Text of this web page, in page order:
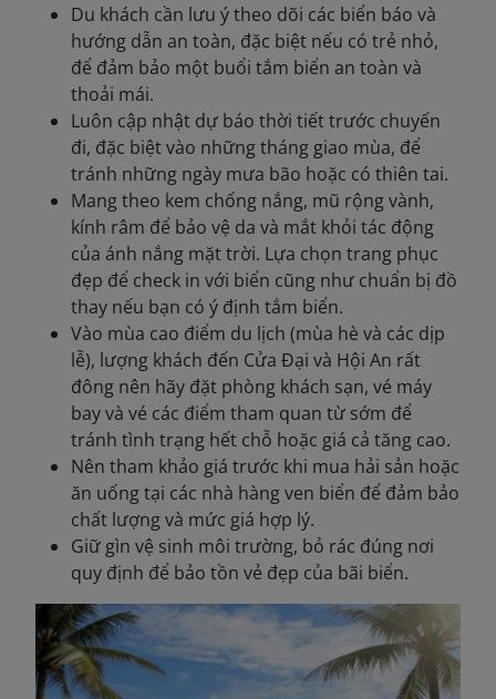
Du khách cần lưu ý theo dõi các biển báo và
hướng dẫn an toàn, đặc biệt nếu có trẻ nhỏ,
để đảm bảo một buổi tắm biển an toàn và
thoải mái.
Luôn cập nhật dự báo thời tiết trước chuyến
đi, đặc biệt vào những tháng giao mùa, để
tránh những ngày mưa bão hoặc có thiên tai.
Mang theo kem chống nắng, mũ rộng vành,
kính râm để bảo vệ da và mắt khỏi tác động
của ánh nắng mặt trời. Lựa chọn trang phục
đẹp để check in với biển cũng như chuẩn bị đồ
thay nếu bạn có ý định tắm biển.
Vào mùa cao điểm du lịch (mùa hè và các dịp
lễ), lượng khách đến Cửa Đại và Hội An rất
đông nên hãy đặt phòng khách sạn, vé máy
bay và vé các điểm tham quan từ sớm để
tránh tình trạng hết chỗ hoặc giá cả tăng cao.
Nên tham khảo giá trước khi mua hải sản hoặc
ăn uống tại các nhà hàng ven biển để đảm bảo
chất lượng và mức giá hợp lý.
Giữ gìn vệ sinh môi trường, bỏ rác đúng nơi
quy định để bảo tồn vẻ đẹp của bãi biển.